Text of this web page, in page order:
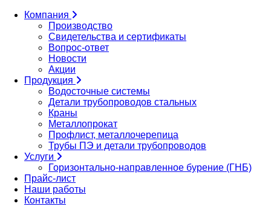
Компания
Производство
Свидетельства и сертификаты
Вопрос-ответ
Новости
Акции
Продукция
Водосточные системы
Детали трубопроводов стальных
Краны
Металлопрокат
Профлист, металлочерепица
Трубы ПЭ и детали трубопроводов
Услуги
Горизонтально-направленное бурение (ГНБ)
Прайс-лист
Наши работы
Контакты